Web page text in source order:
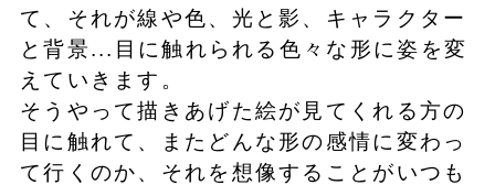
て、それが線や色、光と影、キャラクター
と背景...目に触れられる色々な形に姿を変
えていきます。
そうやって描きあげた絵が見てくれる方の
目に触れて、またどんな形の感情に変わっ
て行くのか、それを想像することがいつも